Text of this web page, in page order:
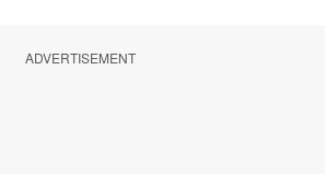
ADVERTISEMENT